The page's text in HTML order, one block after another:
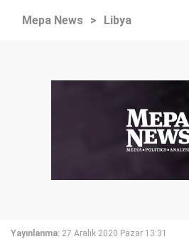
Mepa News > Libya
Yayınlanma: 27 Aralık 2020 Pazar 13:31